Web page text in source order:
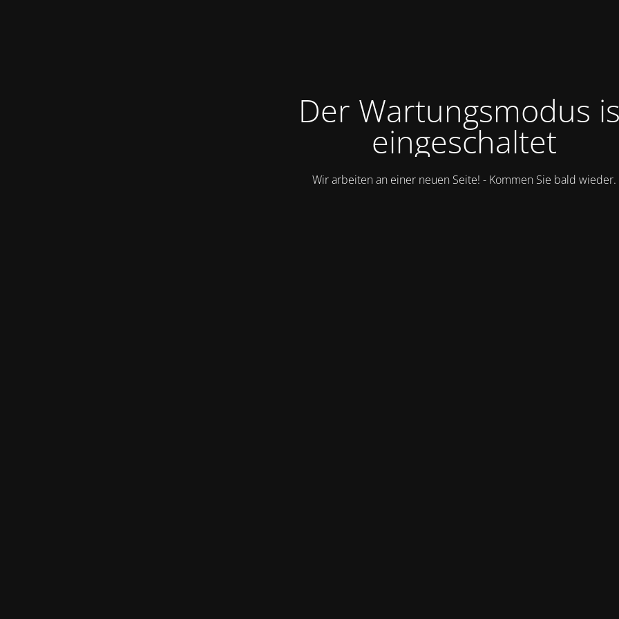
Der Wartungsmodus
eingeschaltet
Wir arbeiten an einer neuen Seite! - Kommen Sie bald wieder.